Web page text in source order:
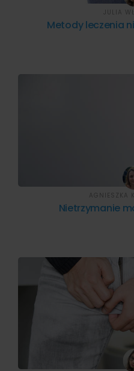
Metody leczenia
JULIA
Nietrzymanie
AGNIESZKA